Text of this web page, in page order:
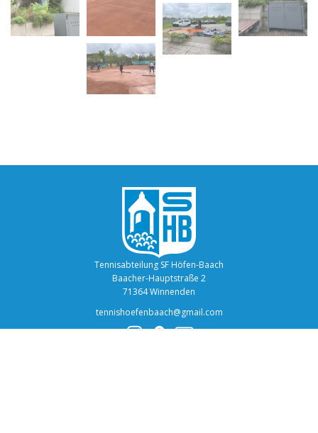
Tennisabteilung SF Höfen-Baach
Baacher-Hauptstraße 2
71364 Winnenden
tennishoefenbaach@gmail.com